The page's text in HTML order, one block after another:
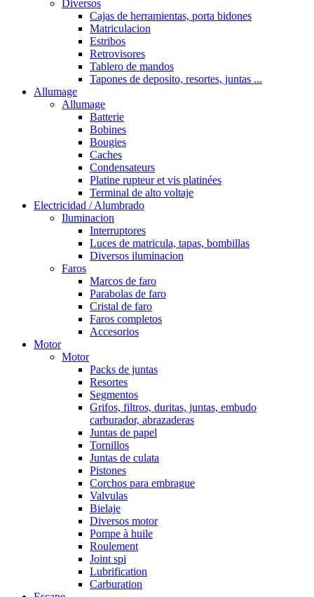
Diversos
Cajas de herramientas, porta bidones
Matriculacion
Estribos
Retrovisores
Tablero de mandos
Tapones de deposito, resortes, juntas ...
Allumage
Allumage
Batterie
Bobines
Bougies
Caches
Condensateurs
Platine rupteur et vis platinées
Terminal de alto voltaje
Electricidad / Alumbrado
Iluminacion
Interruptores
Luces de matricula, tapas, bombillas
Diversos iluminacion
Faros
Marcos de faro
Parabolas de faro
Cristal de faro
Faros completos
Accesorios
Motor
Motor
Packs de juntas
Resortes
Segmentos
Grifos, filtros, duritas, juntas, embudo
carburador, abrazaderas
Juntas de papel
Tornillos
Juntas de culata
Pistones
Corchos para embrague
Valvulas
Bielaje
Diversos motor
Pompe à huile
Roulement
Joint spi
Lubrification
Carburation